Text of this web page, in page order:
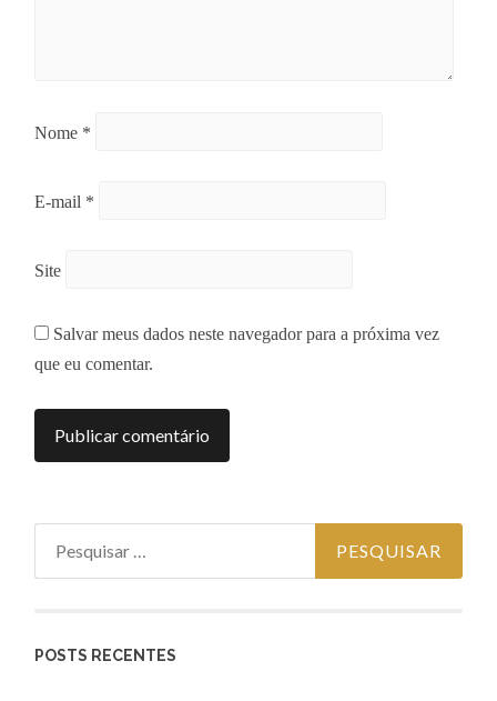
Nome *
E-mail *
Site
Salvar meus dados neste navegador para a próxima vez
que eu comentar.
POSTS RECENTES